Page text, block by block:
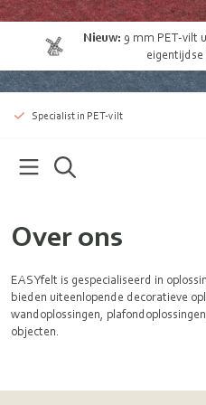
Nieuw: 9 mm PET-vilt
Specialist in PET-vilt
Over ons
EASYfelt is gespecialiseerd in
bieden uiteenlopende decoratieve
wandoplossingen,
objecten.